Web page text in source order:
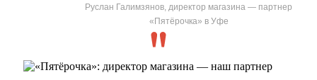
Руслан Галимзянов, директор магазина — партнер
«Пятёрочка» в Уфе